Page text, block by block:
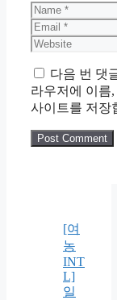
Name
Email
Website
다음 번 댓
라우저에 이름
사이트를 저장
[여
농
INT
L]
일